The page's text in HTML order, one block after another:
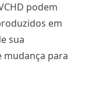
podem
em
sua
mudança para